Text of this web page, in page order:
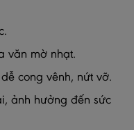
văn mờ nhạt.
cong vênh, nứt vỡ.
ảnh hưởng đến sức